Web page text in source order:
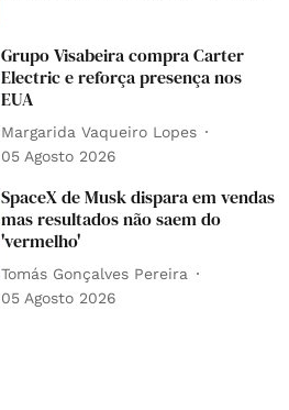
Grupo Visabeira compra Carter
Electric e reforça presença nos
EUA
Margarida Vaqueiro Lopes
05 Agosto 2026
SpaceX de Musk dispara em vendas
mas resultados não saem do
'vermelho'
Tomás Gonçalves Pereira
05 Agosto 2026